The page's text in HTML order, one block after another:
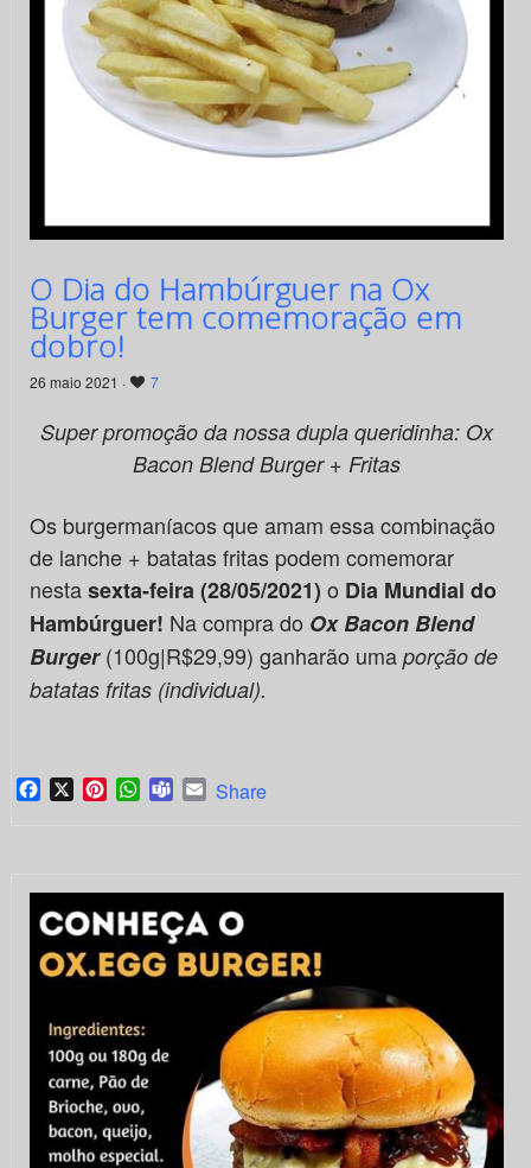
O Dia do Hambúrguer na Ox
Burger tem comemoração em
dobro!
26 maio 2021 · 7
Super promoção da nossa dupla queridinha: Ox
Bacon Blend Burger + Fritas
Os burgermaníacos que amam essa combinação
de lanche + batatas fritas podem comemorar
nestasexta-feira (28/05/2021) o Dia Mundial do
Hambúrguer! Na compra do Ox Bacon Blend
Burger(100g|R$29,99) ganharão uma porção de
batatas fritas (individual).
Facebook
X PinterestWhatsApp
TeamsEmail
Share